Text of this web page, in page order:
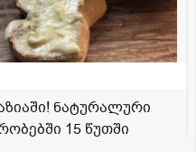
ნატურალური
15 წუთში